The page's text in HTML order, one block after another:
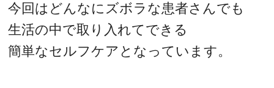
今回はどんなにズボラな患者さんでも
生活の中で取り入れてできる
簡単なセルフケアとなっています。